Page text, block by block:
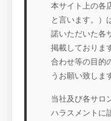
本サイト上の各
と言います。）
諾いただいた各
掲載しておりま
合わせ等の目的
うお願い致しま
当社及び各サロ
ハラスメントに